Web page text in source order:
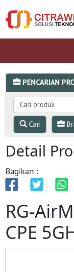
PENCARIAN
Cari
Detail
Bagikan :
RG-
CPE